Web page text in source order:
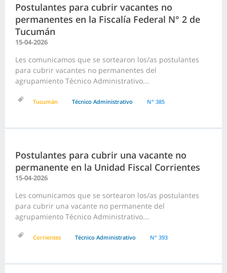
Postulantes para cubrir vacantes no
permanentes en la Fiscalía Federal N° 2 de
Tucumán
15-04-2026
Les comunicamos que se sortearon los/as postulantes
para cubrir vacantes no permanentes del
agrupamiento Técnico Administrativo...
Tucumán Técnico Administrativo N° 385
Postulantes para cubrir una vacante no
permanente en la Unidad Fiscal Corrientes
15-04-2026
Les comunicamos que se sortearon los/as postulantes
para cubrir una vacante no permanente del
agrupamiento Técnico Administrativo...
Corrientes Técnico Administrativo N° 393